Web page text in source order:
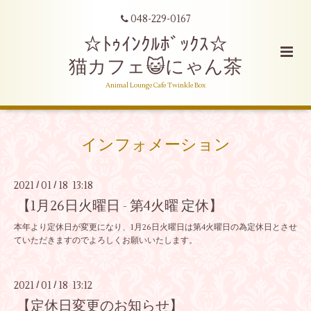
048-229-0167
☆ﾄｩｲﾝｸﾙﾎﾞｯｸｽ☆
猫カフェ😺にゃん茶
Animal Lounge Cafe Twinkle Box
インフォメーション
2021 / 01 / 18 13:18
【1月26日火曜日 - 第4火曜 定休】
本年より定休日が変更になり、1月26日火曜日は第4火曜日の為定休日とさせ
ていただきますのでよろしくお願いいたします。
2021 /01 / 18 13:12
【定休日変更のお知らせ】